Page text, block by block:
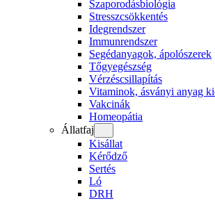
Szaporodásbiológia
Stresszcsökkentés
Idegrendszer
Immunrendszer
Segédanyagok, ápolószerek
Tőgyegészség
Vérzéscsillapítás
Vitaminok, ásványi anyag
Vakcinák
Homeopátia
Állatfaj
Kisállat
Kérődző
Sertés
Ló
DRH